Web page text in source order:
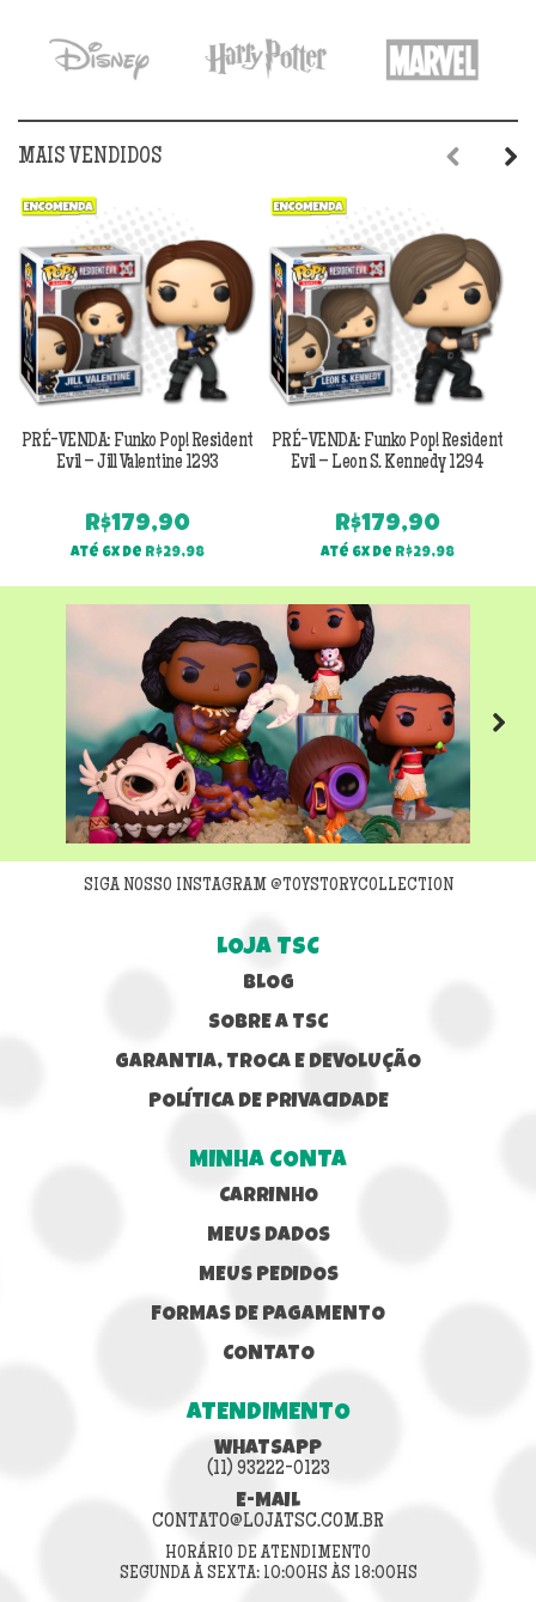
R$199,90.R$179,90.
R$169,90.
MAIS VENDIDOS
PRÉ-VENDA: Funko Pop! Resident
Evil – Jill Valentine 1293
R$179,90
Até 6x de R$29,98
PRÉ-VENDA: Funko Pop! Resident
Evil – Leon S. Kennedy 1294
R$179,90
Até 6x de R$29,98
Next
SIGA NOSSO INSTAGRAM @TOYSTORYCOLLECTION
LOJA TSC
BLOG
SOBRE A TSC
GARANTIA, TROCA E DEVOLUÇÃO
POLÍTICA DE PRIVACIDADE
MINHA CONTA
CARRINHO
MEUS DADOS
MEUS PEDIDOS
FORMAS DE PAGAMENTO
CONTATO
ATENDIMENTO
WHATSAPP
(11) 93222-0123
E-MAIL
CONTATO@LOJATSC.COM.BR
HORÁRIO DE ATENDIMENTO
SEGUNDA À SEXTA: 10:00HS ÀS 18:00HS